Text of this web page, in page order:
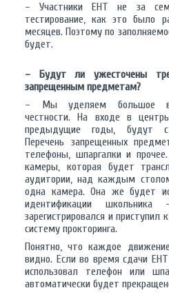
– Участники ЕНТ не за
тестирование, как это было
месяцев. Поэтому по
будет.
– Будут ли ужесточены
запрещенным предметам?
– Мы уделяем большое
честности. На входе в
предыдущие годы, будут
Перечень запрещенных
телефоны, шпаргалки и
камеры, которая будет
аудитории, над каждым
одна камера. Она же будет
идентификации
зарегистрировался и
систему прокторинга.
Понятно, что каждое
видно. Если во время сдачи
использовал телефон или
автоматически будет